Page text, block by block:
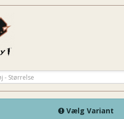
- Størrelse
Vælg Variant